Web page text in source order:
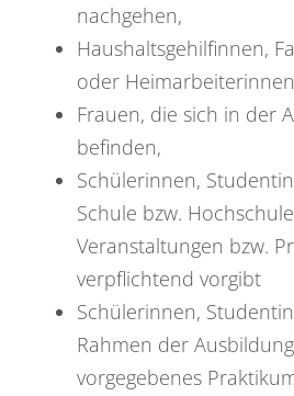
nachgehen,
Haushaltsgehilfinnen,
oder Heimarbeiterinnen
Frauen, die sich in der
befinden,
Schülerinnen,
Schule bzw.
Veranstaltungen bzw.
verpflichtend vorgibt
Schülerinnen,
Rahmen der
vorgegebenes